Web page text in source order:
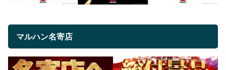
マルハン名寄店